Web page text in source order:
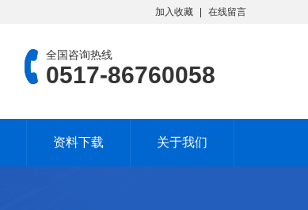
加入收藏 在线留言
全国咨询热线
0517-86760058
资料下载 关于我们